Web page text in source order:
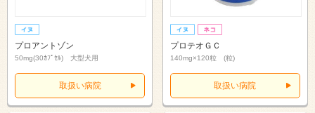
プロアントゾン
50mg(30ｶﾌﾟｾﾙ) 大型犬用
取扱い病院
プロテオＧＣ
140mg×120粒 (粒)
取扱い病院